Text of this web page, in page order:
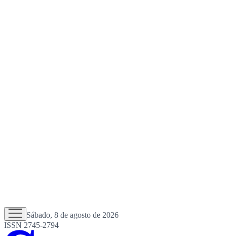
Sábado, 8 de agosto de 2026
ISSN 2745-2794